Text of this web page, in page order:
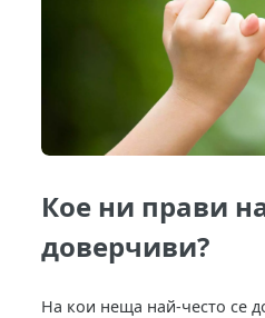
Кое ни прави
доверчиви?
На кои неща най-често се